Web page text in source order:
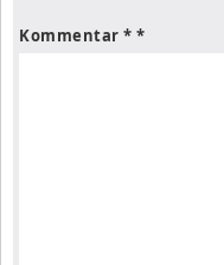
Kommentar *